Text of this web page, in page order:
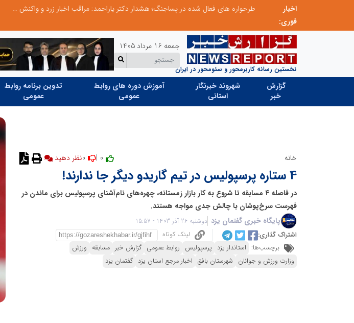
اخبار
فوری:
طرحواره های فعال شده در پساجنگ؛ هشدار دکتر یاراحمد: مراقب اخبار زرد و واکنش های هیجانی باشید
نخستین رسانه کاربرمحور و سئومحور در ایران
جمعه 16 مرداد 1405
گزارش
خبر
شهروند خبرنگار
استانی
آموزش دوره های روابط
عمومی
تدوین برنامه روابط
عمومی
خانه
4 ستاره پرسپولیس در تیم گاریدو دیگر جا ندارند!
در فاصله ۴ مسابقه تا شروع به کار بازار زمستانه، چهره‌های نام‌آشنای پرسپولیس برای ماندن در
فهرست سرخ‌پوشان با چالش جدی مواجه هستند.
پایگاه خبری گفتمان یزد دوشنبه 26 آذر 1403 - 15:57
اشتراک گذاری:
لینک کوتاه
برچسب‌ها: استاندار یزد پرسپولیس روابط عمومی گزارش خبر مسابقه ورزش
وزارت ورزش و جوانان شهرستان بافق اخبار مرجع استان یزد گفتمان یزد